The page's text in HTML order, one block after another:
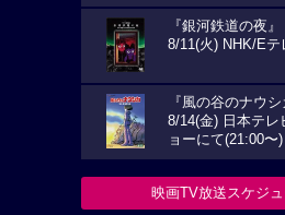
『銀河鉄道の夜』
8/11(火) NHK/Eテ
『風の谷のナウシ
8/14(金) 日本テレ
ョーにて(21:00〜)
映画TV放送スケジ